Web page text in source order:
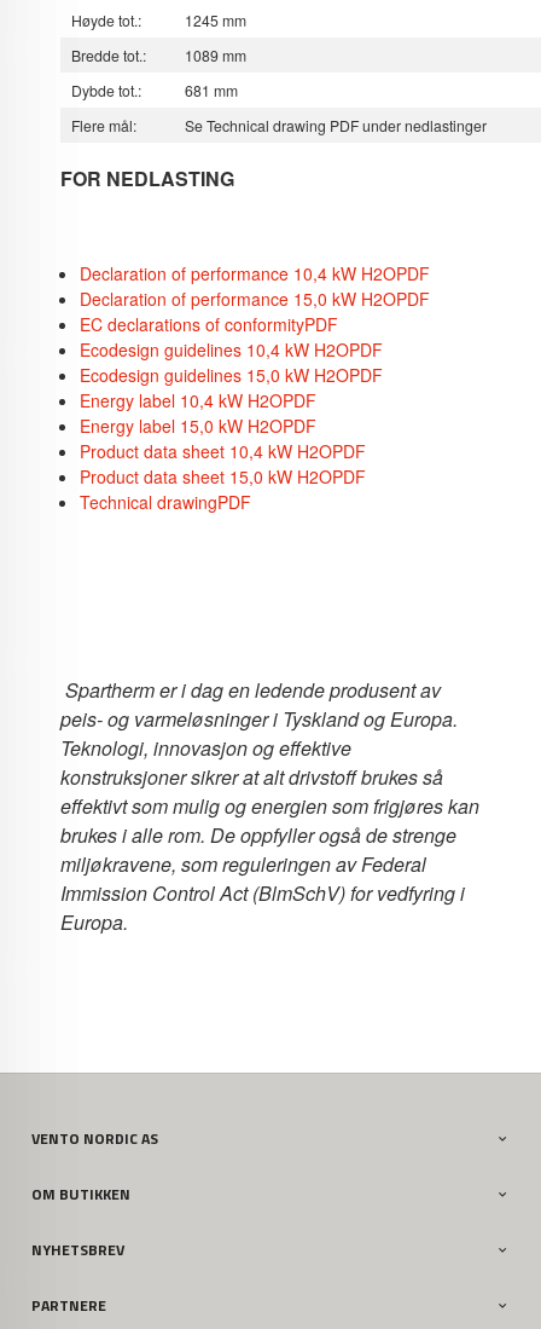
Høyde tot.:
1245 mm
Bredde tot.:
1089 mm
Dybde tot.:
681 mm
Flere mål:
Se Technical drawing PDF under nedlastinger
FOR NEDLASTING
Declaration of performance 10,4 kW H2OPDF
Declaration of performance 15,0 kW H2OPDF
EC declarations of conformityPDF
Ecodesign guidelines 10,4 kW H2OPDF
Ecodesign guidelines 15,0 kW H2OPDF
Energy label 10,4 kW H2OPDF
Energy label 15,0 kW H2OPDF
Product data sheet 10,4 kW H2OPDF
Product data sheet 15,0 kW H2OPDF
Technical drawingPDF
Spartherm er i dag en ledende produsent av
peis- og varmeløsninger i Tyskland og Europa.
Teknologi, innovasjon og effektive
konstruksjoner sikrer at alt drivstoff brukes så
effektivt som mulig og energien som frigjøres kan
brukes i alle rom. De oppfyller også de strenge
miljøkravene, som reguleringen av Federal
Immission Control Act (BlmSchV) for vedfyring i
Europa.
VENTO NORDIC AS
OM BUTIKKEN
NYHETSBREV
PARTNERE